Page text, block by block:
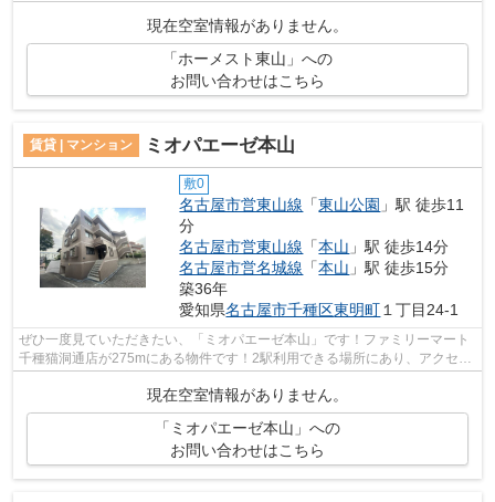
現在空室情報がありません。
「ホーメスト東山」への
お問い合わせはこちら
賃貸 | マンション ミオパエーゼ本山
敷0
名古屋市営東山線 「東山公園 」駅 徒歩11
分
名古屋市営東山線 「本山 」駅 徒歩14分
名古屋市営名城線 「本山 」駅 徒歩15分
築36年
愛知県名古屋市千種区東明町 １丁目24-1
ぜひ一度見ていただきたい、「ミオパエーゼ本山」です！ファミリーマート
千種猫洞通店が275mにある物件です！2駅利用できる場所にあり、アクセス
が便利です！防犯対策もバッチリなマ...
現在空室情報がありません。
「ミオパエーゼ本山」への
お問い合わせはこちら